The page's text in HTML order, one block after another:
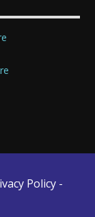
Policy -